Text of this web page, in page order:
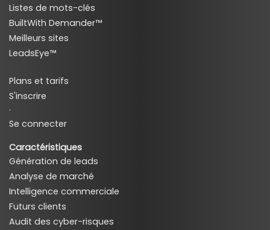
Listes de mots-clés
BuiltWith Demander™
Meilleurs sites
LeadsEye™
Plans et tarifs
S'inscrire
·
Se connecter
Caractéristiques
Génération de leads
Analyse de marché
Intelligence commerciale
Futurs clients
Audit des cyber-risques